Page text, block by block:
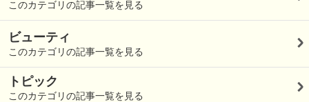
このカテゴリの記事一覧を見る
ビューティ
このカテゴリの記事一覧を見る
トピック
このカテゴリの記事一覧を見る